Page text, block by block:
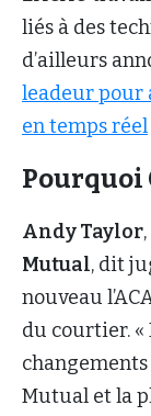
liés à des
d’ailleurs
leadeur pour
en temps réel
Pourquoi
Andy Taylor
Mutual, dit
nouveau
du courtier. «
Mutual et la